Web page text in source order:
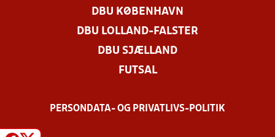
DBU KØBENHAVN
DBU LOLLAND-FALSTER
DBU SJÆLLAND
FUTSAL
PERSONDATA- OG PRIVATLIVS-POLITIK